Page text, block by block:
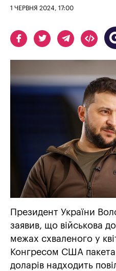
1 ЧЕРВНЯ 2024, 17:00
Президент України
заявив, що військова
межах схваленого у
Конгресом США
доларів надходить